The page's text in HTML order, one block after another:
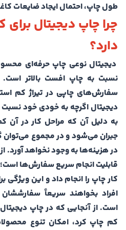
طول چاپ، احتمال ایجاد ضایعات
چرا چاپ دیجیتال
دارد؟
دیجیتال نوعی چاپ حرفه‌ای
نسبت به چاپ افست بالاتر است.
سفارش‌های چاپی در تیراژ کم
دیجیتال اگرچه به خودی خود نسبت
به دلیل آن که مراحل کار در آن
جبران می‌شود و در مجموع می‌توان
در هزینه‌‌ها به وجود نخواهد آورد.
قابلیت انجام سریع سفارش‌‌ها
کار چاپ را انجام داد و این ویژگی
افراد بخواهند سریعاً
است. از آنجایی که در چاپ
کم چاپ کرد، امکان تنوع